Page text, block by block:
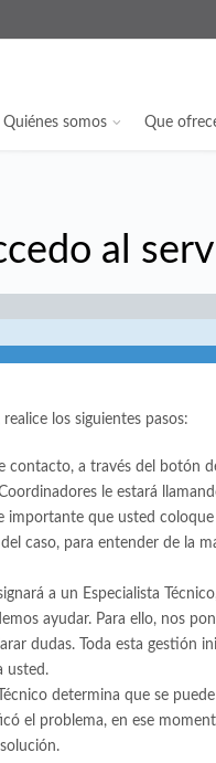
Quiénes somos Que
al
los siguientes pasos:
contacto, a través del botón
le estará
importante que usted
caso, para entender de la
a un Especialista
ayudar. Para ello, nos
dudas. Toda esta gestión
usted.
determina que se
el problema, en ese